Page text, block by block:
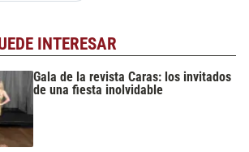
INTERESAR
Gala de la revista Caras: los invitados
de una fiesta inolvidable